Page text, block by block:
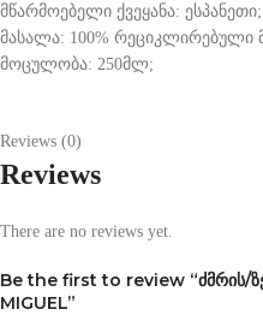
მწარმოებელი ქვეყანა: ესპანეთი;
მასალა: 100% რეციკლირებული
მოცულობა: 250მლ;
Reviews (0)
Reviews
There are no reviews yet.
Be the first to review “ძმრის/
MIGUEL”